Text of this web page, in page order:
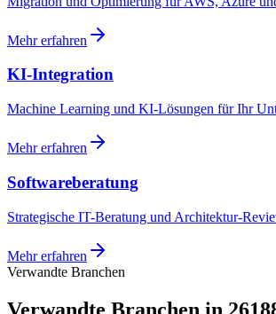
Mehr erfahren
KI-Integration
Machine Learning und KI-Lösungen für Ihr
Mehr erfahren
Softwareberatung
Strategische IT-Beratung und Architektur-
Mehr erfahren
Verwandte Branchen
Verwandte Branchen in